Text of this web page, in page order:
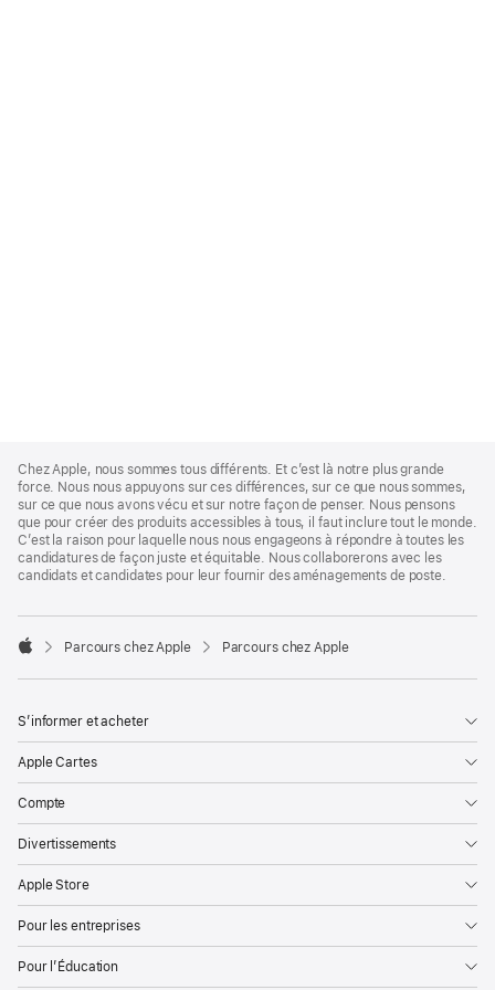
Footer
Chez Apple, nous sommes tous différents. Et c’est là notre plus grande
force. Nous nous appuyons sur ces différences, sur ce que nous sommes,
sur ce que nous avons vécu et sur notre façon de penser. Nous pensons
que pour créer des produits accessibles à tous, il faut inclure tout le monde.
C’est la raison pour laquelle nous nous engageons à répondre à toutes les
candidatures de façon juste et équitable. Nous collaborerons avec les
candidats et candidates pour leur fournir des aménagements de poste.

Parcours chez Apple Parcours chez Apple
S’informer et acheter
Apple Cartes
Compte
Divertissements
Apple Store
Pour les entreprises
Pour l’Éducation